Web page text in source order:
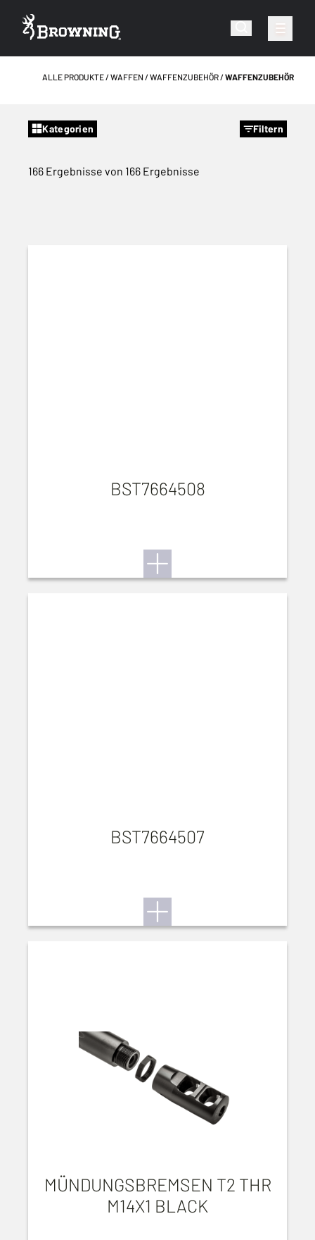
ALLE PRODUKTE WAFFEN WAFFENZUBEHÖR WAFFENZUBEHÖR
Kategorien Filtern
166 Ergebnisse von 166 Ergebnisse
BST7664508
BST7664507
MÜNDUNGSBREMSEN T2 THR
M14X1 BLACK